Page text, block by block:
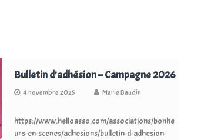
Bulletin d’adhésion – Campagne 2026
4 novembre 2025 Marie Baudin
https://www.helloasso.com/associations/bonhe
urs-en-scenes/adhesions/bulletin-d-adhesion-